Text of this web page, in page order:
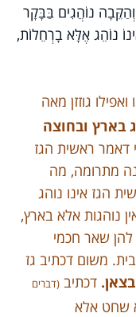
נוֹהֲגִים בַּבָּקָר
נוֹהֵג אֶלָּא בָרְחֵלוֹת,
ואפילו גוזזן מאה
בארץ ובחוצה
דאמר ראשית הגז
מתרומה, מה
הגז אינו נוהג
נוהגות אלא בארץ,
להן שאר חכמי
משום דכתיב גז
דכתיב (דברים
שחט אלא